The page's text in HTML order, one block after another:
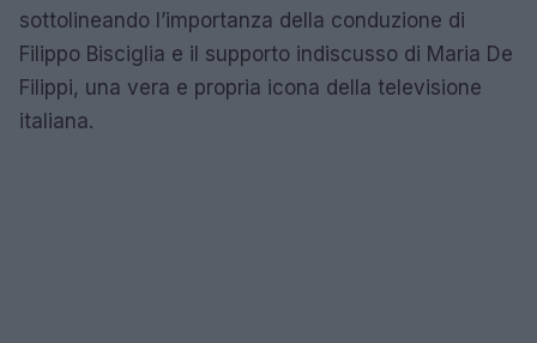
sottolineando l’importanza della conduzione di
Filippo Bisciglia e il supporto indiscusso di Maria De
Filippi, una vera e propria icona della televisione
italiana.